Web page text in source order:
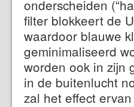
onderscheiden
filter blokkeert de
waardoor blauwe
geminimaliseerd
worden ook in zijn
in de buitenlucht
zal het effect